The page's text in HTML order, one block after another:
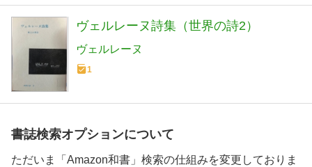
ヴェルレーヌ詩集（世界の詩2）
ヴェルレーヌ
1
書誌検索オプションについて
ただいま「Amazon和書」検索の仕組みを変更しておりま